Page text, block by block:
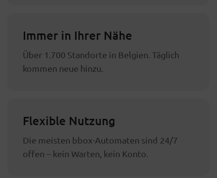
Immer in Ihrer Nähe
Über 1.700 Standorte in Belgien. Täglich
kommen neue hinzu.
Flexible Nutzung
Die meisten bbox-Automaten sind 24/7
offen – kein Warten, kein Konto.